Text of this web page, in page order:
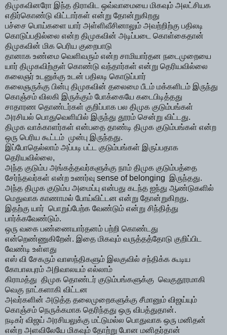
திமுகவினரோ இந்த திராவிட ஒவ்வாமையை மிகவும் அலட்சியக
எதிர்கொண்டு விட்டார்கள் என்று தோன்றுகிறது
பச்சை பொய்களை யார் அள்ளிவீசினாலும் அவற்றிற்கு பதிலடி
கொடுப்பதில்லை என்ற திமுகவின் அடிப்படை கொள்கைதான்
திமுகவின் மிக பெரிய குறைபாடு
தானாக உண்மை வெளிவரும் என்ற சாமியார்தன நடைமுறையை
யார் திமுகவிற்குள் கொண்டு வந்தார்கள் என்று தெரியவில்லை
கலைஞர் உடனுக்கு உடன் பதிலடி கொடுப்பார்
கலைஞருக்கு பின்பு திமுகவின் தலைமை பீடம் மக்களிடம் இருந்து
கொஞ்சம் விலகி இருக்கும் போக்கையே கடைபிடித்தது
சாதாரண தொண்டர்கள் குறிப்பாக பல திமுக குடும்பங்கள்
அரசியல் பொதுவெளியில் இருந்து தூரம் சென்று விட்டது.
திமுக வாக்காளர்கள் என்பதை தாண்டி திமுக குடும்பங்கள் என்ற
ஒரு பெரிய கூட்டம் முன்பு இருந்தது.
இப்போதெல்லாம் அப்படி பட்ட குடும்பங்கள் இருப்பதாக
தெரியவில்லை,
அந்த குடும்ப அங்கத்தவர்களுக்கு நாம் திமுக குடும்பத்தை
சேர்ந்தவர்கள் என்ற உணர்வு sense of belonging இருந்தது.
அந்த திமுக குடும்ப அமைப்பு என்பது கடந்த ஐந்து ஆண்டுகளில்
மெதுவாக காணாமல் போய்விட்டன என்று தோன்றுகிறது.
இதற்கு யார் பொறுப்பேற்க வேண்டும் என்று சிந்தித்து
பார்க்கவேண்டும்.
ஒரு வகை பண்ணையார்தனம் பற்றி கொண்டது
என்றெண்ணுகிறேன். இதை மிகவும் வருத்தத்தோடு குறிப்பிட
வேண்டி உள்ளது
எஸ் வி சேகரும் வாஸந்திகளும் இலகுவில் சந்திக்க கூடிய
கோபாலபுரம் அறிவாலயம் எல்லாம்
கிராமத்து திமுக தொண்டர் குடும்பங்களுக்கு வெகுதூரமாகி
வெகு நாட்களாகி விட்டன
அவர்களின் அடுத்த தலைமுறைகளுக்கு சீமானும் விஜய்யும்
கொஞ்சம் நெருக்கமாக தெரிந்தது ஒரு விபத்துதான்.
நடிகர் விஜய் அரசியலுக்கு மட்டுமல்ல பொதுவாக ஒரு மனிதன்
என்ற அளவிலேயே மிகவும் தோற்று போன மனிதர்தான்